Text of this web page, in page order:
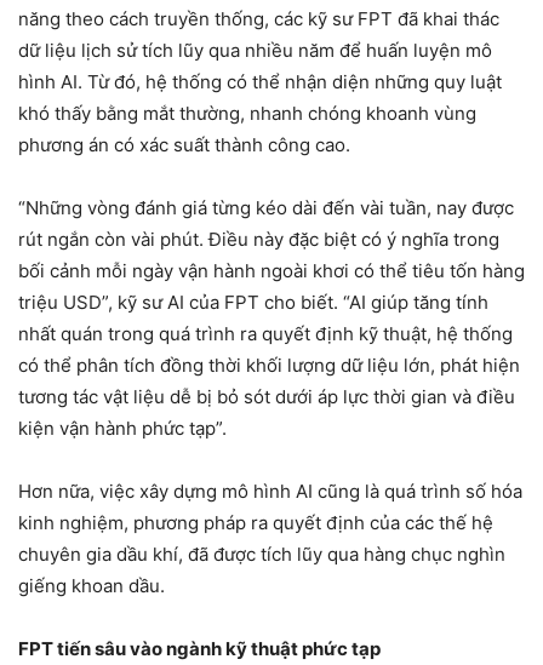
năng theo cách truyền thống, các kỹ sư FPT đã khai thác
dữ liệu lịch sử tích lũy qua nhiều năm để huấn luyện mô
hình AI. Từ đó, hệ thống có thể nhận diện những quy luật
khó thấy bằng mắt thường, nhanh chóng khoanh vùng
phương án có xác suất thành công cao.
“Những vòng đánh giá từng kéo dài đến vài tuần, nay được
rút ngắn còn vài phút. Điều này đặc biệt có ý nghĩa trong
bối cảnh mỗi ngày vận hành ngoài khơi có thể tiêu tốn hàng
triệu USD”, kỹ sư AI của FPT cho biết. “AI giúp tăng tính
nhất quán trong quá trình ra quyết định kỹ thuật, hệ thống
có thể phân tích đồng thời khối lượng dữ liệu lớn, phát hiện
tương tác vật liệu dễ bị bỏ sót dưới áp lực thời gian và điều
kiện vận hành phức tạp”.
Hơn nữa, việc xây dựng mô hình AI cũng là quá trình số hóa
kinh nghiệm, phương pháp ra quyết định của các thế hệ
chuyên gia dầu khí, đã được tích lũy qua hàng chục nghìn
giếng khoan dầu.
FPT tiến sâu vào ngành kỹ thuật phức tạp